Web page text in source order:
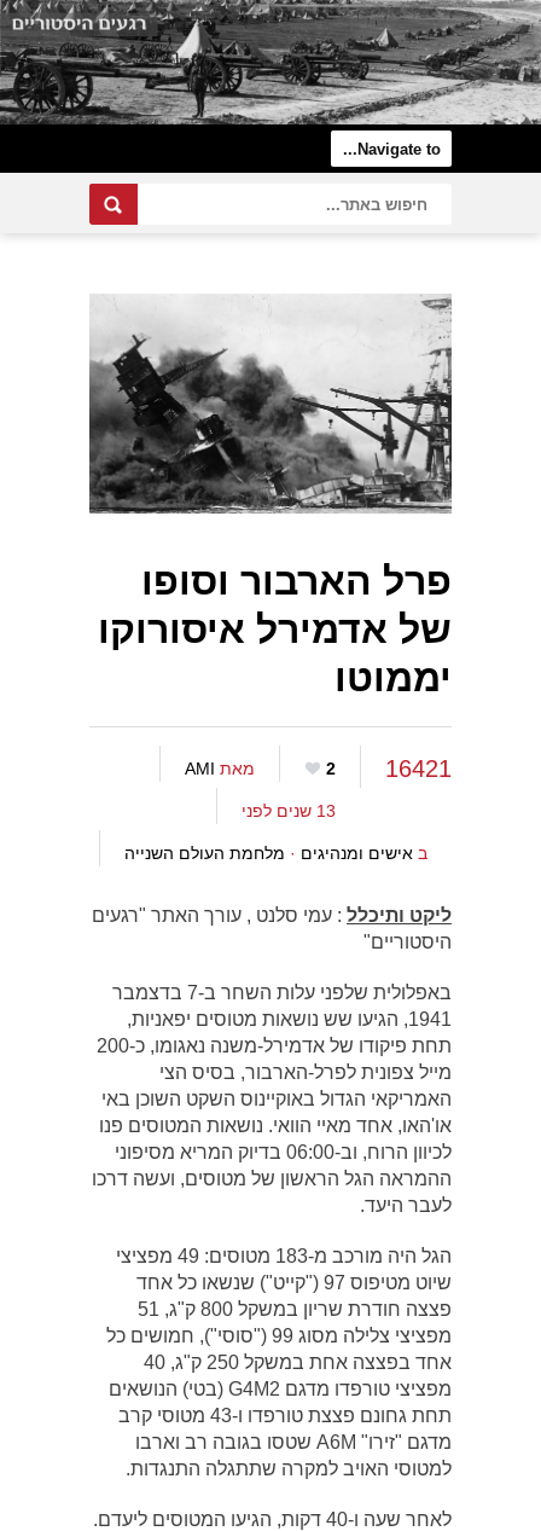
פרל הארבור וסופו
של אדמירל איסורוקו
יממוטו
16421
2 מאת AMI
13 שנים לפני
ב אישים ומנהיגים · מלחמת העולם השנייה
ליקט ותיכלל : עמי סלנט , עורך האתר "רגעים
היסטוריים"
באפלולית שלפני עלות השחר ב-7 בדצמבר
1941, הגיעו שש נושאות מטוסים יפאניות,
תחת פיקודו של אדמירל-משנה נאגומו, כ-200
מייל צפונית לפרל-הארבור, בסיס הצי
האמריקאי הגדול באוקיינוס השקט השוכן באי
או'האו, אחד מאיי הוואי. נושאות המטוסים פנו
לכיוון הרוח, וב-06:00 בדיוק המריא מסיפוני
ההמראה הגל הראשון של מטוסים, ועשה דרכו
לעבר היעד.
הגל היה מורכב מ-183 מטוסים: 49 מפציצי
שיוט מטיפוס 97 ("קייט") שנשאו כל אחד
פצצה חודרת שריון במשקל 800 ק"ג, 51
מפציצי צלילה מסוג 99 ("סוסי"), חמושים כל
אחד בפצצה אחת במשקל 250 ק"ג, 40
מפציצי טורפדו מדגם G4M2 (בטי) הנושאים
תחת גחונם פצצת טורפדו ו-43 מטוסי קרב
מדגם "זירו" A6M שטסו בגובה רב וארבו
למטוסי האויב למקרה שתתגלה התנגדות.
לאחר שעה ו-40 דקות, הגיעו המטוסים ליעדם.